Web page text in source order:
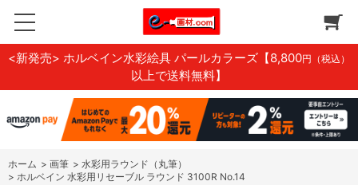
<新発売> ホルベイン水彩絵具 パールカラーズ 【8,800円（税込）
以上で送料無料】
ホーム > 画筆 > 水彩用ラウンド（丸筆）
> ホルベイン 水彩用リセーブル ラウンド 3100R No.14